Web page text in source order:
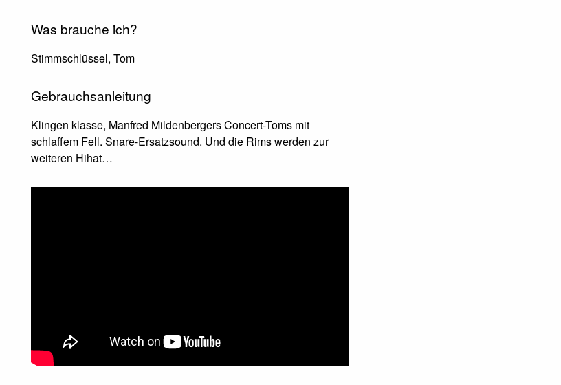
Was brauche ich?
Stimmschlüssel, Tom
Gebrauchsanleitung
Klingen klasse, Manfred Mildenbergers Concert-Toms mit
schlaffem Fell. Snare-Ersatzsound. Und die Rims werden zur
weiteren Hihat…